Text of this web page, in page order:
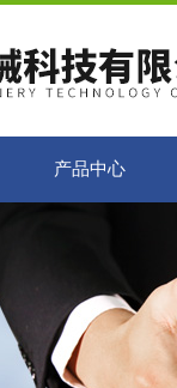
产品中心